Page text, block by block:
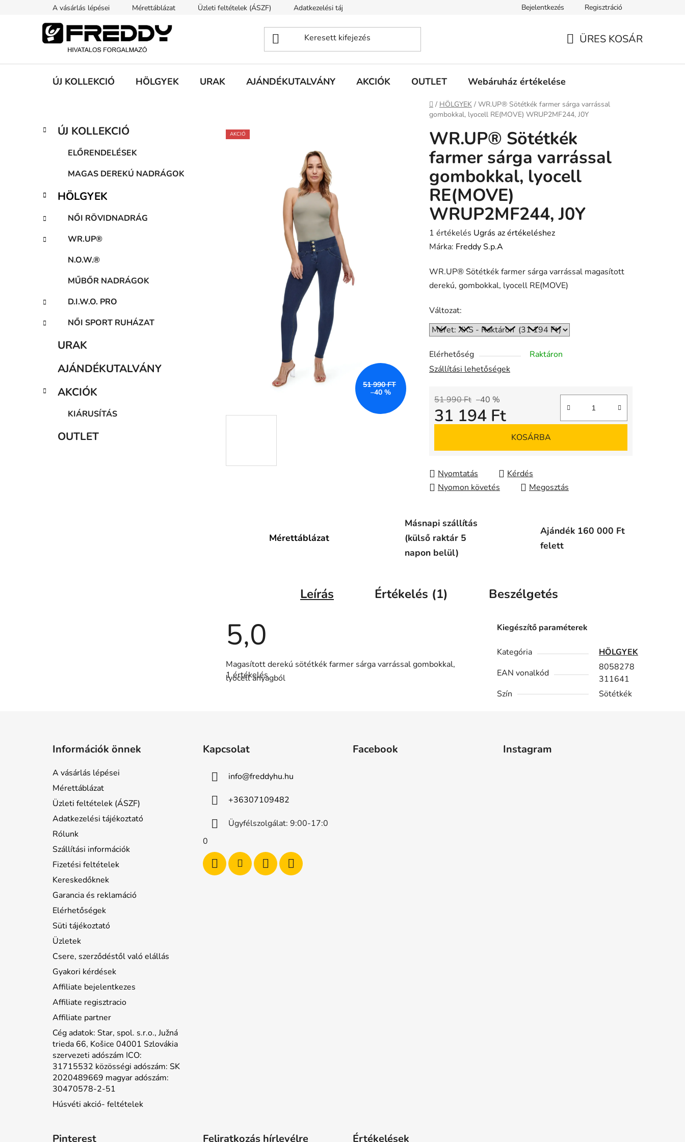
tartalomhoz
A vásárlás lépései Mérettáblázat Üzleti feltételek (ÁSZF) Adatkezelési tájékoztató Fizetési feltételek Kereskedőknek
Bejelentkezés Regisztráció
ÜRES KOSÁR
ÚJ KOLLEKCIÓ HÖLGYEK URAK AJÁNDÉKUTALVÁNY AKCIÓK OUTLET Webáruház értékelése
Kezdőlap
/ HÖLGYEK / WR.UP® Sötétkék farmer sárga varrással
gombokkal, lyocell RE(MOVE) WRUP2MF244, J0Y
O
s
p
n
Kategóriák
átugrása
K
a
r
á
k
ÚJ KOLLEKCIÓ
ELŐRENDELÉSEK
MAGAS DEREKÚ NADRÁGOK
HÖLGYEK
NŐI RÖVIDNADRÁG
WR.UP®
N.O.W.®
MŰBŐR NADRÁGOK
D.I.W.O. PRO
NŐI SPORT RUHÁZAT
URAK
AJÁNDÉKUTALVÁNY
AKCIÓK
KIÁRUSÍTÁS
OUTLET
WR.UP® Sötétkék
farmer sárga varrással
gombokkal, lyocell
RE(MOVE)
WRUP2MF244, J0Y
A
termék
értékelése
5-
5,0
csillag.
1 értékelés Ugrás az értékeléshez
Márka: Freddy S.p.A
WR.UP® Sötétkék farmer sárga varrással magasított
derekú, gombokkal, lyocell RE(MOVE)
Változat:
Elérhetőség
Raktáron
Szállítási lehetőségek
51 990 Ft –40 %
31 194 Ft
KOSÁRBA
Nyomtatás
Kérdés
Nyomon követés
Megosztás
AKCIÓ
51 990 FT
–40 %
Mérettáblázat
Másnapi szállítás
(külső raktár 5
napon belül)
Ajándék 160 000 Ft
felett
Leírás Értékelés (1) Beszélgetés
5,0
A
termék
átlagos
értékelése
1 értékelés
Magasított derekú sötétkék farmer sárga varrással gombokkal,
lyocell anyagból
Kiegészítő paraméterek
Kategória
HÖLGYEK
EAN vonalkód
8058278
311641
Szín
Sötétkék
Információk önnek
A vásárlás lépései
Mérettáblázat
Üzleti feltételek (ÁSZF)
Adatkezelési tájékoztató
Rólunk
Szállítási információk
Fizetési feltételek
Kereskedőknek
Garancia és reklamáció
Elérhetőségek
Süti tájékoztató
Üzletek
Csere, szerződéstől való elállás
Gyakori kérdések
Affiliate bejelentkezes
Affiliate regisztracio
Affiliate partner
Cég adatok: Star, spol. s.r.o., Južná
trieda 66, Košice 04001 Szlovákia
szervezeti adószám ICO:
31715532 közösségi adószám: SK
2020489669 magyar adószám:
30470578-2-51
Húsvéti akció- feltételek
Kapcsolat
info@freddyhu.hu
+36307109482
Ügyfélszolgálat: 9:00-17:0
0
Facebook Instagram
Pinterest Feliratkozás hírlevélre
Értékelések